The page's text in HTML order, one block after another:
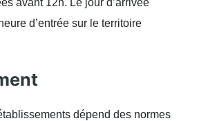
avant 12h. Le jour d’arrivée
d’entrée sur le territoire
dépend des normes